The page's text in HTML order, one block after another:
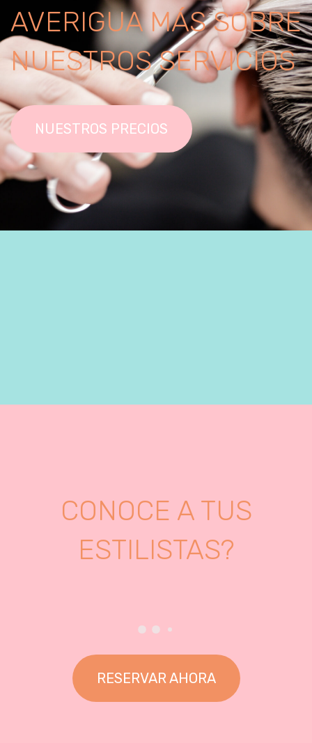
AVERIGUA MÁS SOBRE
NUESTROS SERVICIOS
NUESTROS PRECIOS
CONOCE A TUS
ESTILISTAS?
RESERVAR AHORA